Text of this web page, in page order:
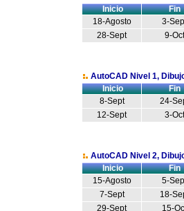
Inicio
Fin
18-Agosto
3-
28-Sept
9-Oct
AutoCAD Nivel 1,
Inicio
Fin
8-Sept
24-
12-Sept
3-Oct
AutoCAD Nivel 2,
Inicio
Fin
15-Agosto
5-
7-Sept
18-
29-Sept
15-